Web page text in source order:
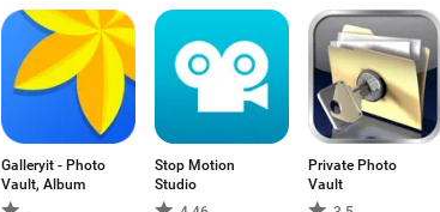
Galleryit - Photo
Vault, Album
Stop Motion
Studio
Private Photo
Vault